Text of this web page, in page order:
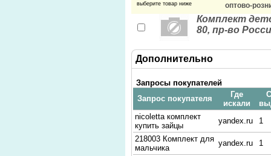
выберите товар ниже
оптово-
Комплект
80, пр-во
Дополнительно
Запросы покупателей
Запрос покупателя
Где
искали
nicoletta комплект
купить зайцы
yandex.ru
1
218003 Комплект для
мальчика
yandex.ru
1